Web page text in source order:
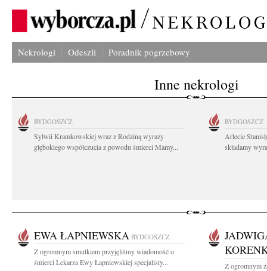
Nekrologi Odeszli Poradnik pogrzebowy
Inne nekrologi
BYDGOSZCZ
Sylwii Kramkowskiej wraz z Rodziną wyrazy
głębokiego współczucia z powodu śmierci Mamy...
BYDGOSZCZ
Arlecie
składamy
EWA ŁAPNIEWSKA BYDGOSZCZ
Z ogromnym smutkiem przyjęliśmy wiadomość o
śmierci Lekarza Ewy Łapniewskiej specjalisty...
Z ogromnym